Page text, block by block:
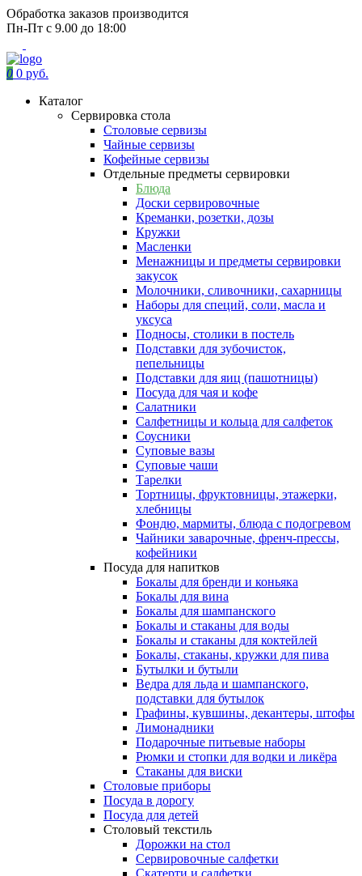
Обработка заказов производится
Пн-Пт с 9.00 до 18:00
0 0 руб.
Каталог
Сервировка стола
Столовые сервизы
Чайные сервизы
Кофейные сервизы
Отдельные предметы сервировки
Блюда
Доски сервировочные
Креманки, розетки, дозы
Кружки
Масленки
Менажницы и предметы сервировки
закусок
Молочники, сливочники, сахарницы
Наборы для специй, соли, масла и
уксуса
Подносы, столики в постель
Подставки для зубочисток,
пепельницы
Подставки для яиц (пашотницы)
Посуда для чая и кофе
Салатники
Салфетницы и кольца для салфеток
Соусники
Суповые вазы
Суповые чаши
Тарелки
Тортницы, фруктовницы, этажерки,
хлебницы
Фондю, мармиты, блюда с подогревом
Чайники заварочные, френч-прессы,
кофейники
Посуда для напитков
Бокалы для бренди и коньяка
Бокалы для вина
Бокалы для шампанского
Бокалы и стаканы для воды
Бокалы и стаканы для коктейлей
Бокалы, стаканы, кружки для пива
Бутылки и бутыли
Ведра для льда и шампанского,
подставки для бутылок
Графины, кувшины, декантеры, штофы
Лимонадники
Подарочные питьевые наборы
Рюмки и стопки для водки и ликёра
Стаканы для виски
Столовые приборы
Посуда в дорогу
Посуда для детей
Столовый текстиль
Дорожки на стол
Сервировочные салфетки
Скатерти и салфетки